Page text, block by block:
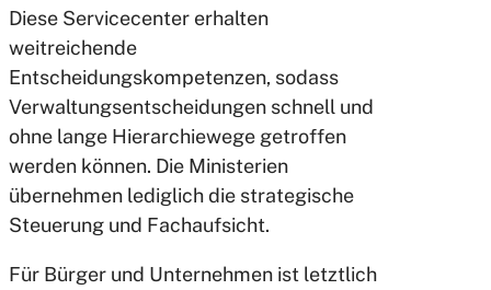
Diese Servicecenter erhalten
weitreichende
Entscheidungskompetenzen, sodass
Verwaltungsentscheidungen schnell und
ohne lange Hierarchiewege getroffen
werden können. Die Ministerien
übernehmen lediglich die strategische
Steuerung und Fachaufsicht.
Für Bürger und Unternehmen ist letztlich